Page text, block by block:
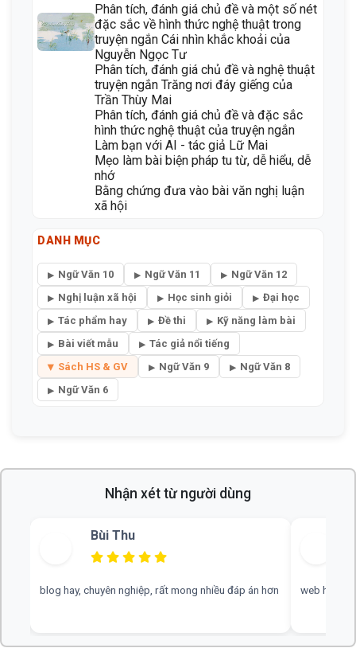
Phân tích, đánh giá chủ đề và một số nét
đặc sắc về hình thức nghệ thuật trong
truyện ngắn Cái nhìn khắc khoải của
Nguyễn Ngọc Tư
Phân tích, đánh giá chủ đề và nghệ thuật
truyện ngắn Trăng nơi đáy giếng của
Trần Thùy Mai
Phân tích, đánh giá chủ đề và đặc sắc
hình thức nghệ thuật của truyện ngắn
Làm bạn với AI - tác giả Lữ Mai
Mẹo làm bài biện pháp tu từ, dễ hiểu, dễ
Bằng chứng đưa vào bài văn nghị luận
xã hội
DANH MỤC
Ngữ Văn 10 Ngữ Văn 11
Ngữ Văn 12
Nghị luận xã hội
Học sinh giỏi
Tác phẩm hay
Đề thi
Kỹ năng làm bài
Bài viết mẫu
Nhận xét từ người dùng